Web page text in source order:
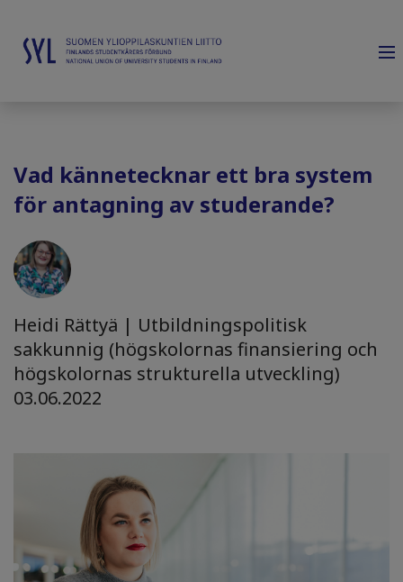
Vad kännetecknar ett bra system
för antagning av studerande?
Heidi Rättyä | Utbildningspolitisk
sakkunnig (högskolornas finansiering och
högskolornas strukturella utveckling)
03.06.2022